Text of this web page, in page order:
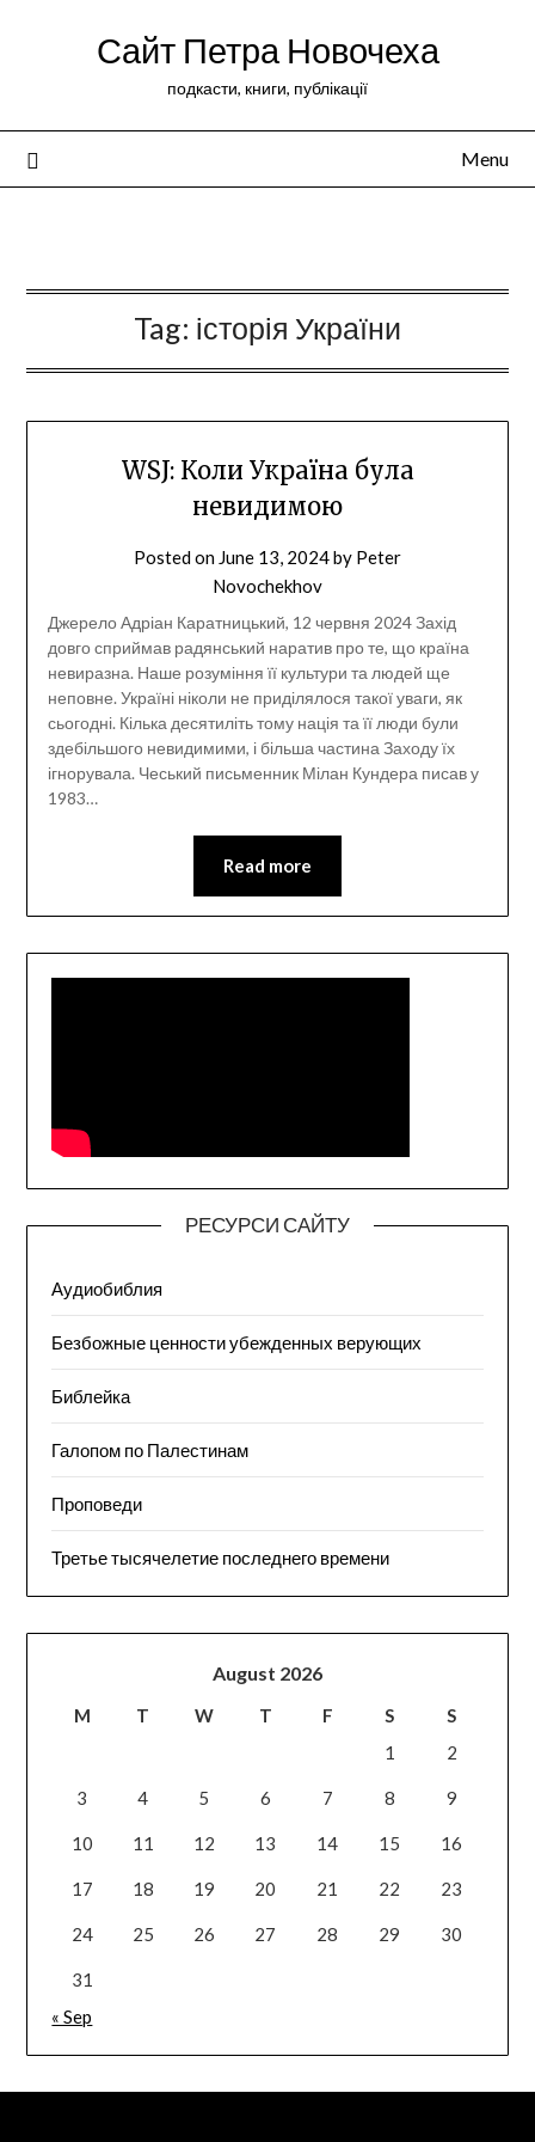
Сайт Петра Новочеха
подкасти, книги, публікації
Menu
Tag: історія України
WSJ: Коли Україна була
невидимою
Posted on June 13, 2024by Peter
Novochekhov
Джерело Адріан Каратницький, 12 червня 2024 Захід
довго сприймав радянський наратив про те, що країна
невиразна. Наше розуміння її культури та людей ще
неповне. Україні ніколи не приділялося такої уваги, як
сьогодні. Кілька десятиліть тому нація та її люди були
здебільшого невидимими, і більша частина Заходу їх
ігнорувала. Чеський письменник Мілан Кундера писав у
1983…
Read more
РЕСУРСИ САЙТУ
Аудиобиблия
Безбожные ценности убежденных верующих
Библейка
Галопом по Палестинам
Проповеди
Третье тысячелетие последнего времени
August 2026
M T W T F S
S
1
2
3 4 5 6 7 8 9
10 11 12 13 14 15 16
17 18 19 20 21 22 23
24 25 26 27 28 29 30
31
« Sep